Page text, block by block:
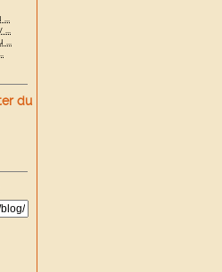
...
...
...
du